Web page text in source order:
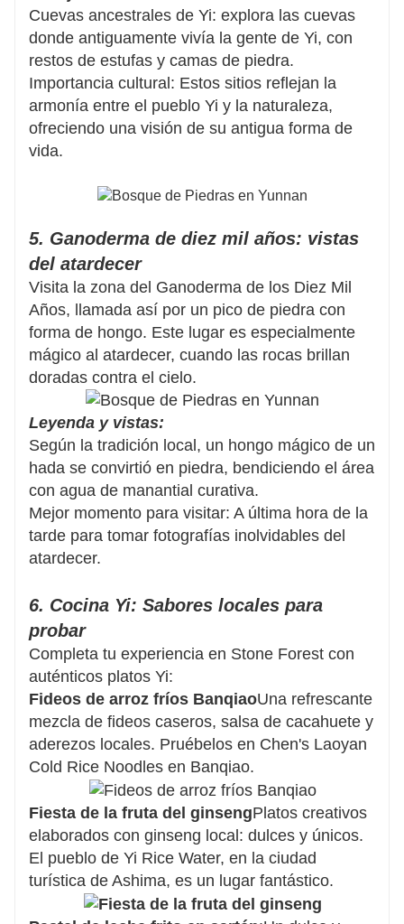
Cuevas ancestrales de Yi: explora las cuevas
donde antiguamente vivía la gente de Yi, con
restos de estufas y camas de piedra.
Importancia cultural: Estos sitios reflejan la
armonía entre el pueblo Yi y la naturaleza,
ofreciendo una visión de su antigua forma de
vida.
5. Ganoderma de diez mil años: vistas
del atardecer
Visita la zona del Ganoderma de los Diez Mil
Años, llamada así por un pico de piedra con
forma de hongo. Este lugar es especialmente
mágico al atardecer, cuando las rocas brillan
doradas contra el cielo.
Leyenda y vistas:
Según la tradición local, un hongo mágico de un
hada se convirtió en piedra, bendiciendo el área
con agua de manantial curativa.
Mejor momento para visitar: A última hora de la
tarde para tomar fotografías inolvidables del
atardecer.
6. Cocina Yi: Sabores locales para
probar
Completa tu experiencia en Stone Forest con
auténticos platos Yi:
Fideos de arroz fríos BanqiaoUna refrescante
mezcla de fideos caseros, salsa de cacahuete y
aderezos locales. Pruébelos en Chen's Laoyan
Cold Rice Noodles en Banqiao.
Fiesta de la fruta del ginsengPlatos creativos
elaborados con ginseng local: dulces y únicos.
El pueblo de Yi Rice Water, en la ciudad
turística de Ashima, es un lugar fantástico.